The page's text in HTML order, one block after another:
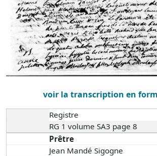
voir la transcription en
Registre
RG 1 volume SA3 page 8
Prêtre
Jean Mandé Sigogne